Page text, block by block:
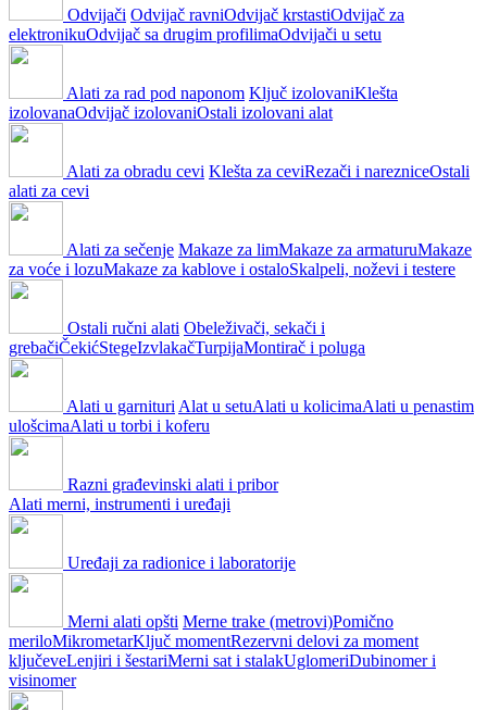
Odvijači Odvijač ravniOdvijač krstastiOdvijač za
elektronikuOdvijač sa drugim profilimaOdvijači u setu
Alati za rad pod naponom Ključ izolovaniKlešta
izolovanaOdvijač izolovaniOstali izolovani alat
Alati za obradu cevi Klešta za ceviRezači i narezniceOstali
alati za cevi
Alati za sečenje Makaze za limMakaze za armaturuMakaze
za voće i lozuMakaze za kablove i ostaloSkalpeli, noževi i testere
Ostali ručni alati Obeleživači, sekači i
grebačiČekićStegeIzvlakačTurpijaMontirač i poluga
Alati u garnituri Alat u setuAlati u kolicimaAlati u penastim
ulošcimaAlati u torbi i koferu
Razni građevinski alati i pribor
Alati merni, instrumenti i uređaji
Uređaji za radionice i laboratorije
Merni alati opšti Merne trake (metrovi)Pomično
meriloMikrometarKljuč momentRezervni delovi za moment
ključeveLenjiri i šestariMerni sat i stalakUglomeriDubinomer i
visinomer